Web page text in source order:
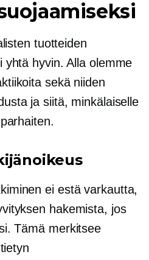
tuotteiden
yhtä hyvin. Alla olemme
sekä niiden
ja siitä, minkälaiselle
ei estä varkautta,
hakemista, jos
Tämä merkitsee